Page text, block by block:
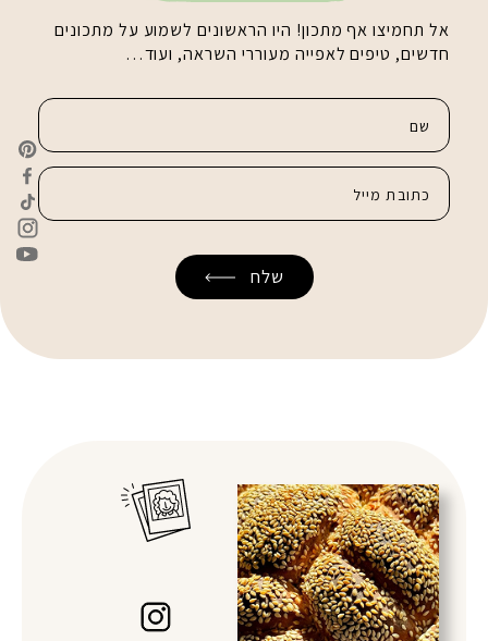
אל תחמיצו אף מתכון! היו הראשונים לשמוע על מתכונים
חדשים, טיפים לאפייה מעוררי השראה, ועוד…